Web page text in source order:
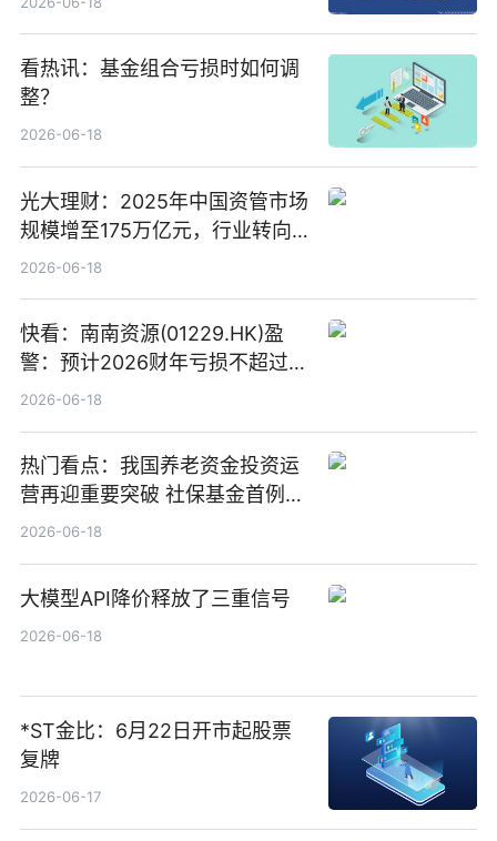
看热讯：基金组合亏损时如何调
整？
2026-06-18
光大理财：2025年中国资管市场
规模增至175万亿元，行业转向
“量质并重”
2026-06-18
快看：南南资源(01229.HK)盈
警：预计2026财年亏损不超过
1000万港元
2026-06-18
热门看点：我国养老资金投资运
营再迎重要突破 社保基金首例期
货账户完成开立
2026-06-18
大模型API降价释放了三重信号
2026-06-18
*ST金比：6月22日开市起股票
复牌
2026-06-17